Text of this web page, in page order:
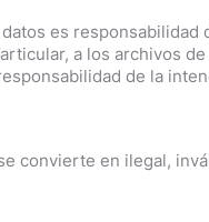
es
a los archivos
de la
convierte en ilegal,